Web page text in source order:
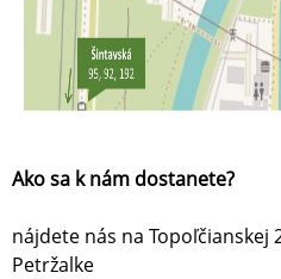
Ako sa k nám dostanete?
nájdete nás na Topoľčianskej
Petržalke